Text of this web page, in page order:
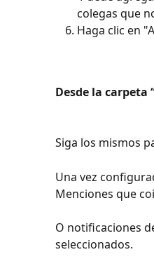
colegas que
Haga clic en
Desde la carpeta
Siga los mismos
Una vez
Menciones que
O notificaciones
seleccionados.